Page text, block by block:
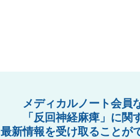
メディカルノート会員
「反回神経麻痺」に関
最新情報を受け取ることが